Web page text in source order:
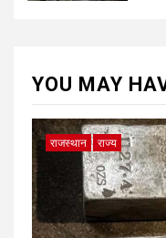
YOU MAY
राजस्थान राज्य